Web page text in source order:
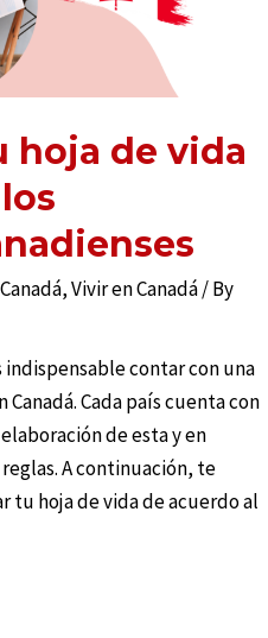
hoja de vida
,Vivir en Canadá/ By
contar con una
Cada país cuenta con
de esta y en
A continuación, te
tu hoja de vida de acuerdo al